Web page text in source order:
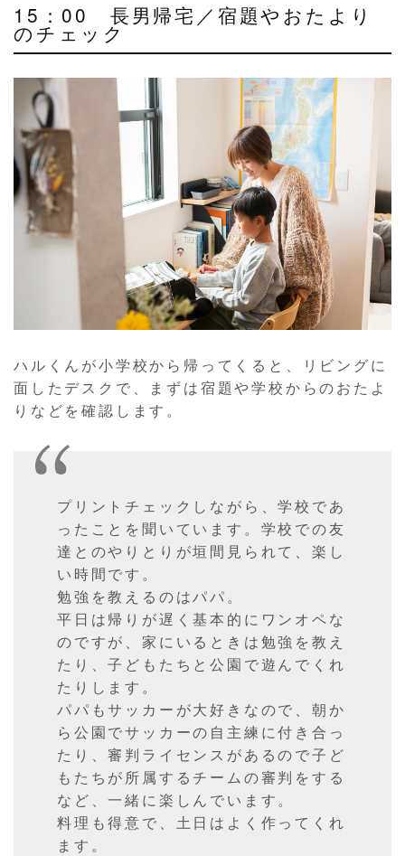
15：00 長男帰宅／宿題やおたより
のチェック
ハルくんが小学校から帰ってくると、リビングに
面したデスクで、まずは宿題や学校からのおたよ
りなどを確認します。
プリントチェックしながら、学校であ
ったことを聞いています。学校での友
達とのやりとりが垣間見られて、楽し
い時間です。
勉強を教えるのはパパ。
平日は帰りが遅く基本的にワンオペな
のですが、家にいるときは勉強を教え
たり、子どもたちと公園で遊んでくれ
たりします。
パパもサッカーが大好きなので、朝か
ら公園でサッカーの自主練に付き合っ
たり、審判ライセンスがあるので子ど
もたちが所属するチームの審判をする
など、一緒に楽しんでいます。
料理も得意で、土日はよく作ってくれ
ます。